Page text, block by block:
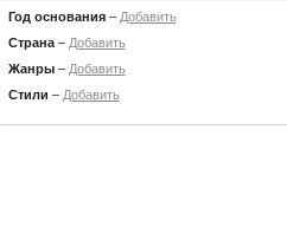
Год основания– Добавить
Страна– Добавить
Жанры– Добавить
Стили – Добавить